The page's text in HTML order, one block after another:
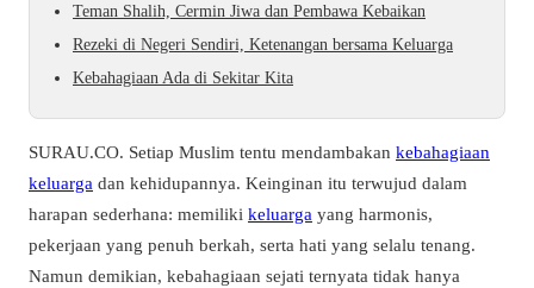
Teman Shalih, Cermin Jiwa dan Pembawa Kebaikan
Rezeki di Negeri Sendiri, Ketenangan bersama Keluarga
Kebahagiaan Ada di Sekitar Kita
SURAU.CO. Setiap Muslim tentu mendambakan kebahagiaan
keluarga dan kehidupannya. Keinginan itu terwujud dalam
harapan sederhana: memiliki keluarga yang harmonis,
pekerjaan yang penuh berkah, serta hati yang selalu tenang.
Namun demikian, kebahagiaan sejati ternyata tidak hanya